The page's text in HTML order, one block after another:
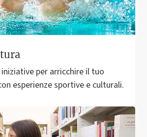
per arricchire il tuo
esperienze sportive e culturali.